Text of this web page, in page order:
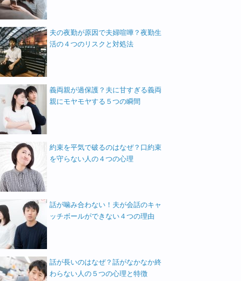
夫の夜勤が原因で夫婦喧嘩？夜勤生
活の４つのリスクと対処法
義両親が過保護？夫に甘すぎる義両
親にモヤモヤする５つの瞬間
約束を平気で破るのはなぜ？口約束
を守らない人の４つの心理
話が噛み合わない！夫が会話のキャ
ッチボールができない４つの理由
話が長いのはなぜ？話がなかなか終
わらない人の５つの心理と特徴